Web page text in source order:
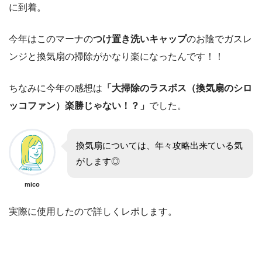
に到着。
今年はこのマーナのつけ置き洗いキャップのお陰でガスレ
ンジと換気扇の掃除がかなり楽になったんです！！
ちなみに今年の感想は 「大掃除のラスボス（換気扇のシロ
ッコファン）楽勝じゃない！？」 でした。
mico
換気扇については、年々攻略出来ている気
がします◎
実際に使用したので詳しくレポします。